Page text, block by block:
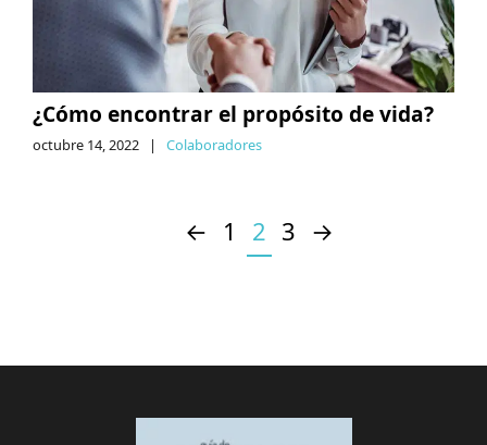
¿Cómo encontrar el propósito de vida?
octubre 14, 2022 | Colaboradores
← 1 2 3 →